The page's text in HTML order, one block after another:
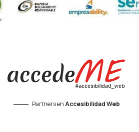
Partners enAccesibilidad Web